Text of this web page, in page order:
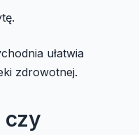
ułatwia
zdrowotnej.
czy